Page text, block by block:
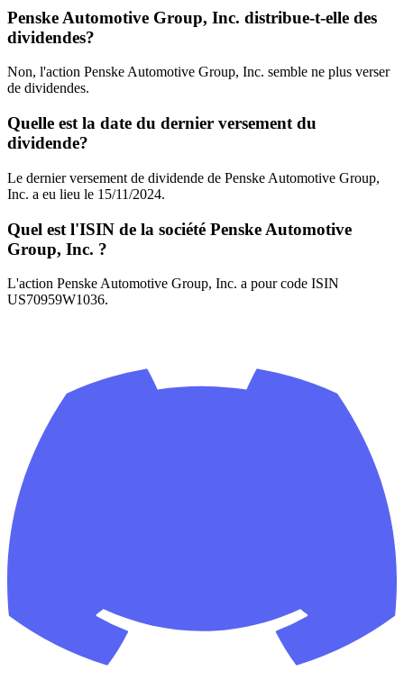
Penske Automotive Group, Inc. distribue-t-elle des
dividendes?
Non, l'action Penske Automotive Group, Inc. semble ne plus verser
de dividendes.
Quelle est la date du dernier versement du
dividende?
Le dernier versement de dividende de Penske Automotive Group,
Inc. a eu lieu le 15/11/2024.
Quel est l'ISIN de la société Penske Automotive
Group, Inc. ?
L'action Penske Automotive Group, Inc. a pour code ISIN
US70959W1036.